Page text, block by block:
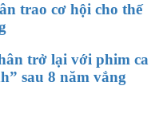
trao cơ hội cho thế
trở lại với phim ca
sau 8 năm vắng